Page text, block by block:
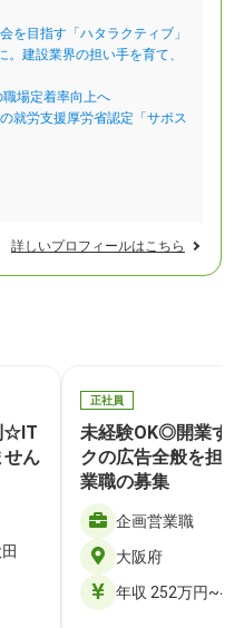
を目指す「ハタラクティブ」
建設業界の担い手を育て、
場定着率向上へ
就労支援厚労省認定「サポス
詳しいプロフィールはこちら
☆IT
せん
正社員
未経験OK◎開業す
クの広告全般を担
業職の募集
企画営業職
大阪府
年収 252万円